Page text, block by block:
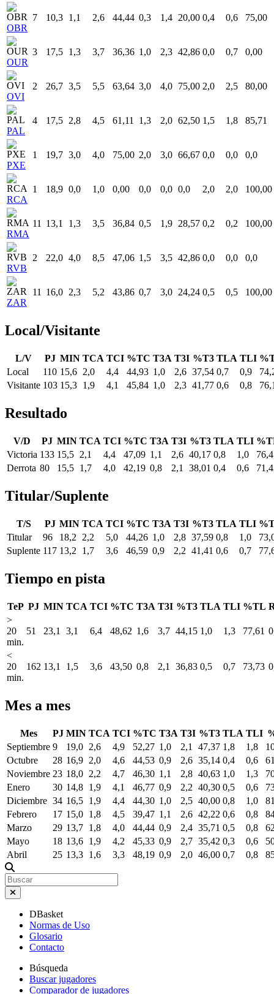
OBR
7 10,3 1,1 2,6 44,44 0,3 1,4 20,00 0,4 0,6 75,00
OUR
3 17,5 1,3 3,7 36,36 1,0 2,3 42,86 0,0 0,7 0,00
OVI
2 26,7 3,5 5,5 63,64 3,0 4,0 75,00 2,0 2,5 80,00
PAL
4 17,5 2,8 4,5 61,11 1,3 2,0 62,50 1,5 1,8 85,71
PXE
1 19,7 3,0 4,0 75,00 2,0 3,0 66,67 0,0 0,0 0,0
RCA
1 18,9 0,0 1,0 0,00 0,0 0,0 0,0 2,0 2,0 100,00
RMA
11 13,1 1,3 3,5 36,84 0,5 1,9 28,57 0,2 0,2 100,00
RVB
2 22,0 4,0 8,5 47,06 1,5 3,5 42,86 0,0 0,0 0,0
ZAR
11 16,0 2,3 5,2 43,86 0,7 3,0 24,24 0,5 0,5 100,00
Local/Visitante
L/V PJ MIN TCA TCI %TC T3A T3I %T3 TLA TLI
Local
110 15,6 2,0 4,4 44,93 1,0 2,6 37,54 0,7 0,9
Visitante 103 15,3 1,9 4,1 45,84 1,0 2,3 41,77 0,6 0,8
Resultado
V/D PJ MIN TCA TCI %TC T3A T3I %T3 TLA TLI
Victoria 133 15,5 2,1 4,4 47,09 1,1 2,6 40,17 0,8 1,0
Derrota 80 15,5 1,7 4,0 42,19 0,8 2,1 38,01 0,4 0,6
Titular/Suplente
T/S PJ MIN TCA TCI %TC T3A T3I %T3 TLA TLI
Titular
96 18,2 2,2 5,0 44,26 1,0 2,8 37,59 0,8 1,0
Suplente 117 13,2 1,7 3,6 46,59 0,9 2,2 41,41 0,6 0,7
Tiempo en pista
TeP PJ MIN TCA TCI %TC T3A T3I %T3 TLA TLI %TL
>
20
min.
51 23,1 3,1 6,4 48,62 1,6 3,7 44,15 1,0 1,3 77,61
<
20
min.
162 13,1 1,5 3,6 43,50 0,8 2,1 36,83 0,5 0,7 73,73
Mes a mes
Mes PJ MIN TCA TCI %TC T3A T3I %T3 TLA TLI
Septiembre 9 19,0 2,6 4,9 52,27 1,0 2,1 47,37 1,8 1,8
Octubre
28 16,9 2,0 4,6 44,53 0,9 2,6 35,14 0,4 0,6
Noviembre 23 18,0 2,2 4,7 46,30 1,1 2,8 40,63 1,0 1,3
Enero
30 14,8 1,9 4,1 46,77 0,9 2,2 40,30 0,5 0,6
Diciembre 34 16,5 1,9 4,4 44,30 1,0 2,5 40,00 0,8 1,0
Febrero
17 15,0 1,8 4,5 39,47 1,1 2,6 42,22 0,6 0,8
Marzo
29 13,7 1,8 4,0 44,44 0,9 2,4 35,71 0,5 0,8
Mayo
18 13,6 1,9 4,2 45,33 0,9 2,7 35,42 0,3 0,6
Abril
25 13,3 1,6 3,3 48,19 0,9 2,0 46,00 0,7 0,8
DBasket
Normas de Uso
Glosario
Contacto
Búsqueda
Buscar jugadores
Comparador de jugadores